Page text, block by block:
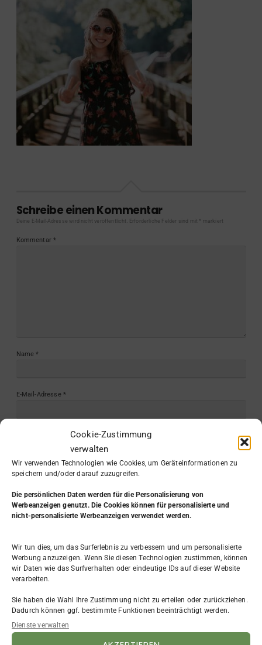
Cookie-Zustimmung
verwalten
Wir verwenden Technologien wie Cookies, um Geräteinformationen zu
speichern und/oder darauf zuzugreifen.
Die persönlichen Daten werden für die Personalisierung von
Werbeanzeigen genutzt. Die Cookies können für personalisierte und
nicht-personalisierte Werbeanzeigen verwendet werden.
Wir tun dies, um das Surferlebnis zu verbessern und um personalisierte
Werbung anzuzeigen. Wenn Sie diesen Technologien zustimmen, können
wir Daten wie das Surfverhalten oder eindeutige IDs auf dieser Website
verarbeiten.
Sie haben die Wahl Ihre Zustimmung nicht zu erteilen oder zurückziehen.
Dadurch können ggf. bestimmte Funktionen beeinträchtigt werden.
Dienste verwalten
Schreibe einen Kommentar
Deine E-Mail-Adresse wird nicht veröffentlicht. Erforderliche Felder sind mit markiert
Kommentar *
Name *
E-Mail-Adresse *
KATEGORIE
Aus dem Leben(7)
Beruf & Arbeit(31)
Bewerbung(4)